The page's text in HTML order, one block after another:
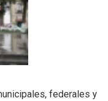
federales y